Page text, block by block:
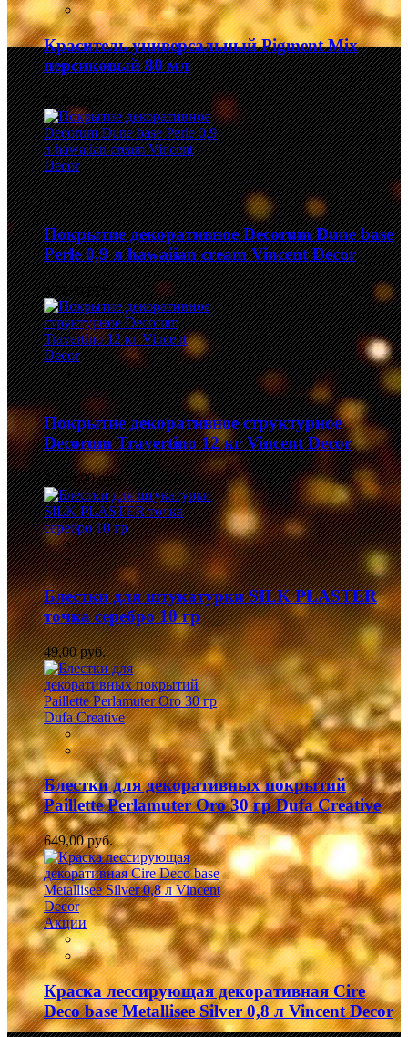
Краситель универсальный Pigment Mix
персиковый 80 мл
99,00 руб.
Покрытие декоративное Decorum Dune base
Perle 0,9 л hawaiian cream Vincent Decor
839,00 руб.
Покрытие декоративное структурное
Decorum Travertino 12 кг Vincent Decor
3 149,00 руб.
Блестки для штукатурки SILK PLASTER
точка серебро 10 гр
49,00 руб.
Блестки для декоративных покрытий
Paillette Perlamuter Oro 30 гр Dufa Creative
649,00 руб.
Акции
Краска лессирующая декоративная Cire
Deco base Metallisee Silver 0,8 л Vincent Decor